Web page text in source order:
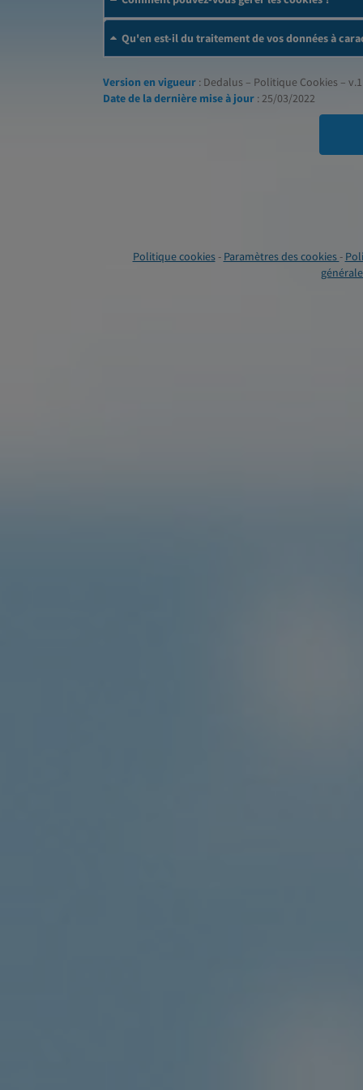
Qu'en est-il du traitement de vos données à
Version en vigueur : Dedalus – Politique Cookies –
Date de la dernière mise à jour : 25/03/2022
Politique cookies- Paramètres des cookies-